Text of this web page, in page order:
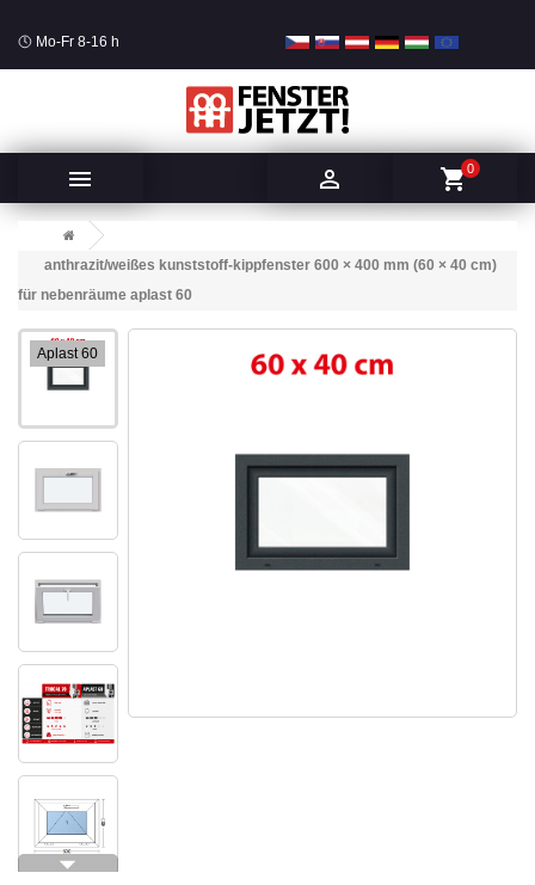
Mo-Fr 8-16 h
  shopping_cart0
anthrazit/weißes kunststoff-kippfenster 600 × 400 mm (60 × 40 cm)
für nebenräume aplast 60
Aplast 60
arrow_drop_down